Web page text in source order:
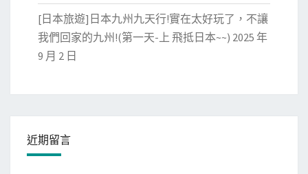
[日本旅遊]日本九州九天行!實在太好玩了，不讓
我們回家的九州!(第一天-上 飛抵日本~~) 2025 年
9 月 2 日
近期留言